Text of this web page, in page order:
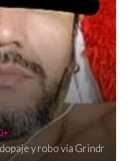
y robo vía Grindr